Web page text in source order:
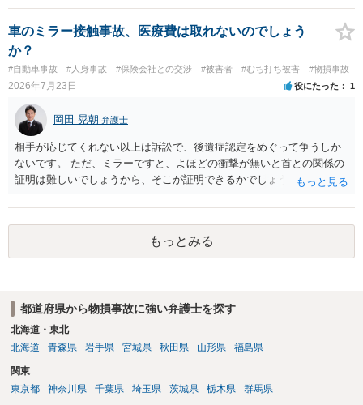
車のミラー接触事故、医療費は取れないのでしょう
か？
#自動車事故 #人身事故 #保険会社との交渉 #被害者 #むち打ち被害 #物損事故
2026年7月23日 役にたった 1
岡田 晃朝 弁護士
相手が応じてくれない以上は訴訟で、後遺症認定をめぐって争うしか
ないです。 ただ、ミラーですと、よほどの衝撃が無いと首との関係の
証明は難しいでしょうから、そこが証明できるかでしょうね。
もっとみる
都道府県から物損事故に強い弁護士を探す
北海道・東北
北海道
青森県 岩手県 宮城県 秋田県 山形県 福島県
関東
東京都
神奈川県 千葉県 埼玉県 茨城県 栃木県 群馬県